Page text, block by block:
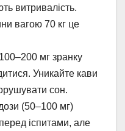
витривалість.
вагою 70 кг це
мг зранку
Уникайте кави
сон.
(50–100 мг)
іспитами, але